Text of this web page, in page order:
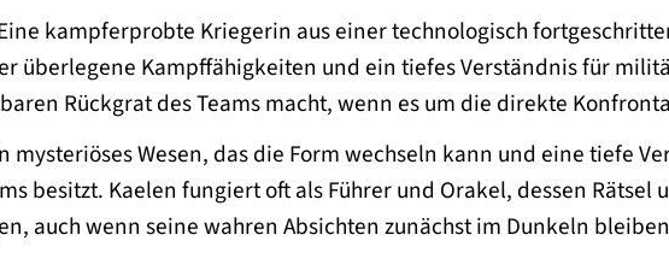
kampferprobte Kriegerin aus einer technologisch
überlegene Kampffähigkeiten und ein tiefes Verständnis für
Rückgrat des Teams macht, wenn es um die direkte
mysteriöses Wesen, das die Form wechseln kann und eine tiefe
besitzt. Kaelen fungiert oft als Führer und Orakel, dessen Rätsel
auch wenn seine wahren Absichten zunächst im Dunkeln